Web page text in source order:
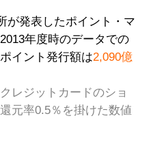
が発表したポイント・マ
年度時のデータでの
イント発行額は2,090億
レジットカードのショ
元率0.5％を掛けた数値